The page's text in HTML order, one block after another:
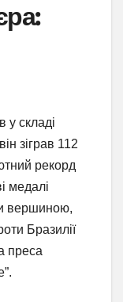
у складі
зіграв 112
рекорд
медалі
вершиною,
Бразилії
преса